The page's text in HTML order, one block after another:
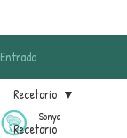
Entrada
Recetario
Recetario
Sonya